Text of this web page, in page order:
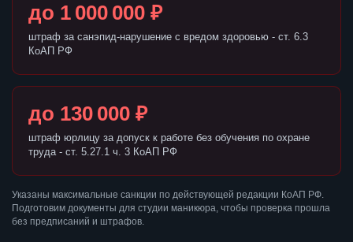
до 1 000 000 ₽
штраф за санэпид-нарушение с вредом здоровью - ст. 6.3
КоАП РФ
до 130 000 ₽
штраф юрлицу за допуск к работе без обучения по охране
труда - ст. 5.27.1 ч. 3 КоАП РФ
Указаны максимальные санкции по действующей редакции КоАП РФ.
Подготовим документы для студии маникюра, чтобы проверка прошла
без предписаний и штрафов.